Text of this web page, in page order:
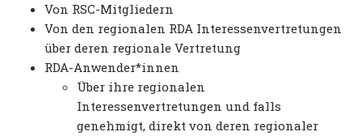
Von RSC-Mitgliedern
Von den regionalen RDA Interessenvertretungen
über deren regionale Vertretung
RDA-Anwender*innen
Über ihre regionalen
Interessenvertretungen und falls
genehmigt, direkt von deren regionaler